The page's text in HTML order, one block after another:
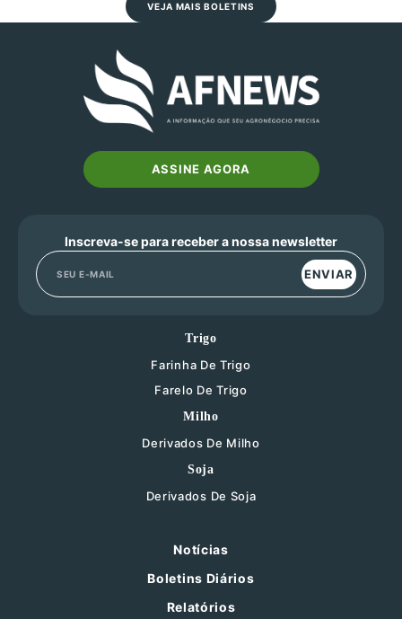
VEJA MAIS BOLETINS
ASSINE AGORA
Inscreva-se para receber a nossa newsletter
ENVIAR
Trigo
Farinha De Trigo
Farelo De Trigo
Milho
Derivados De Milho
Soja
Derivados De Soja
Notícias
Boletins Diários
Relatórios